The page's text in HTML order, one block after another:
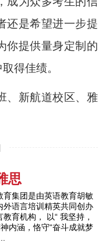
还是希望进一步提
你提供量身定制的
得佳绩。
、新航道校区、雅
思
育集团是由英语教育胡敏
外语言培训精英共同创办
育机构， 以“ 我坚持，
内涵，恪守“奋斗成就梦